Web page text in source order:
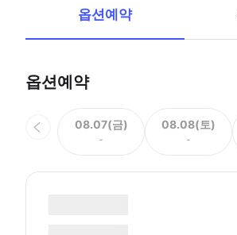
옵션예약
옵션예약
08.07(금)
-
08.08(토)
-